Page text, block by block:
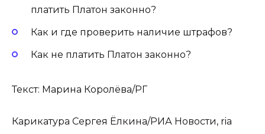
платить Платон законно?
Как и где проверить наличие штрафов?
Как не платить Платон законно?
Текст: Марина Королёва/РГ
Карикатура Сергея Ёлкина/РИА Новости, ria